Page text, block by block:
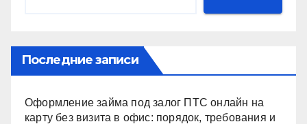
ki
ть
Последние записи
Оформление займа под залог ПТС онлайн на
карту без визита в офис: порядок, требования и